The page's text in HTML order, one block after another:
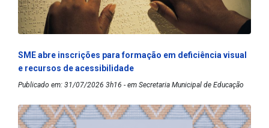
SME abre inscrições para formação em deficiência visual
e recursos de acessibilidade
Publicado em: 31/07/2026 3h16 - em Secretaria Municipal de Educação